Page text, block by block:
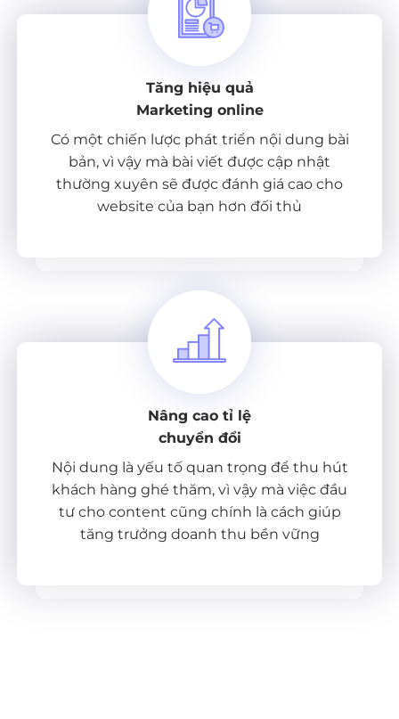
Tăng hiệu quả
Marketing online
Có một chiến lược phát triển nội dung bài
bản, vì vậy mà bài viết được cập nhật
thường xuyên sẽ được đánh giá cao cho
website của bạn hơn đối thủ
Nâng cao tỉ lệ
chuyển đổi
Nội dung là yếu tố quan trọng để thu hút
khách hàng ghé thăm, vì vậy mà việc đầu
tư cho content cũng chính là cách giúp
tăng trưởng doanh thu bền vững